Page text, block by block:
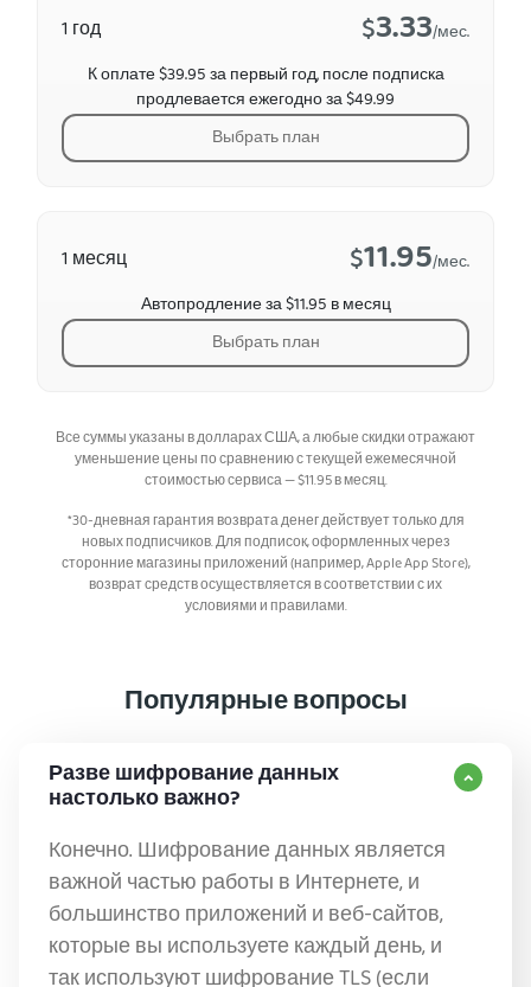
1 месяц $11.95/мес.
Автопродление за $11.95 в месяц
Выбрать план
1 год $3.33/мес.
К оплате $39.95 за первый год, после подписка
продлевается ежегодно за $49.99
Выбрать план
Все суммы указаны в долларах США, а любые скидки отражают
уменьшение цены по сравнению с текущей ежемесячной
стоимостью сервиса —$11.95в месяц.
*30-дневная гарантия возврата денег действует только для
новых подписчиков. Для подписок, оформленных через
сторонние магазины приложений (например, Apple App Store),
возврат средств осуществляется в соответствии с их
условиями и правилами.
Популярные вопросы
Разве шифрование данных
настолько важно?
Конечно. Шифрование данных является
важной частью работы в Интернете, и
большинство приложений и веб-сайтов,
которые вы используете каждый день, и